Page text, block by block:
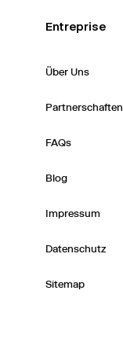
Entreprise
Über Uns
Partnerschaften
FAQs
Blog
Impressum
Datenschutz
Sitemap